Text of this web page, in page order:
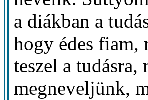
a diákban a
hogy édes fiam,
teszel a
megneveljünk,